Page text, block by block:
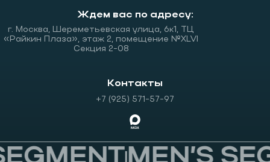
Ждем вас по адресу:
г. Москва, Шереметьевская улица, 6к1, ТЦ
«Райкин Плаза», этаж 2, помещение №XLVI
Секция 2-08
Контакты
+7 (925) 571-57-97